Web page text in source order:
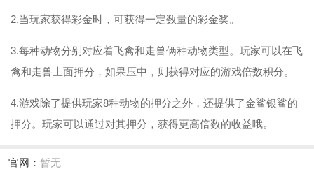
2.当玩家获得彩金时，可获得一定数量的彩金奖。
3.每种动物分别对应着飞禽和走兽俩种动物类型。玩家可以在飞
禽和走兽上面押分，如果压中，则获得对应的游戏倍数积分。
4.游戏除了提供玩家8种动物的押分之外，还提供了金鲨银鲨的
押分。玩家可以通过对其押分，获得更高倍数的收益哦。
官网： 暂无